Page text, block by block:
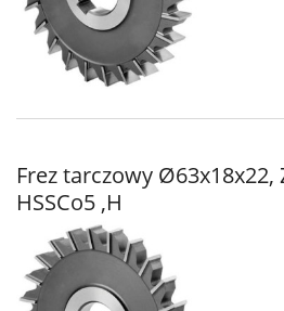
Frez tarczowy Ø63x18x22,
HSSCo5 ,H